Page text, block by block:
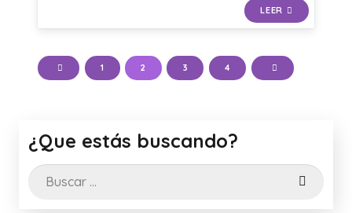
LEER
1 2 3 4
¿Que estás buscando?
Buscar: